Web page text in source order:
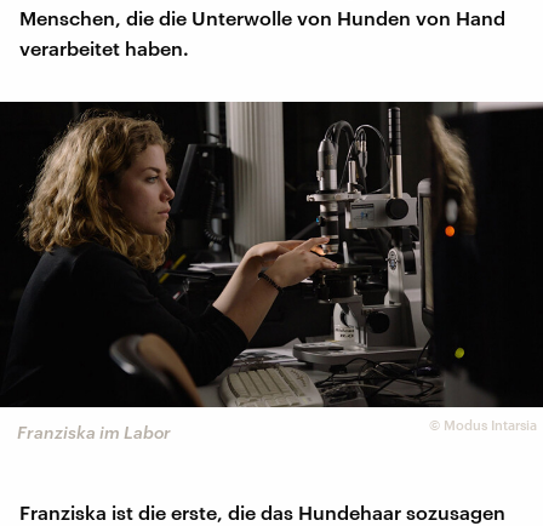
Menschen, die die Unterwolle von Hunden von Hand
verarbeitet haben.
© Modus Intarsia
Franziska im Labor
Franziska ist die erste, die das Hundehaar sozusagen